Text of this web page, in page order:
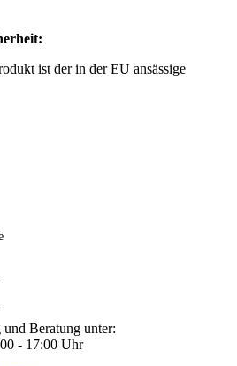
ist der in der EU ansässige
Beratung unter:
- 17:00 Uhr